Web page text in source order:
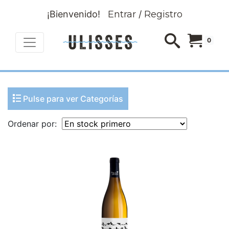
¡Bienvenido! Entrar/ Registro
0
Pulse para ver Categorías
Ordenar por: